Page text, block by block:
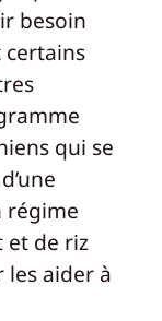
besoin
certains
qui se
régime
et de riz
aider à